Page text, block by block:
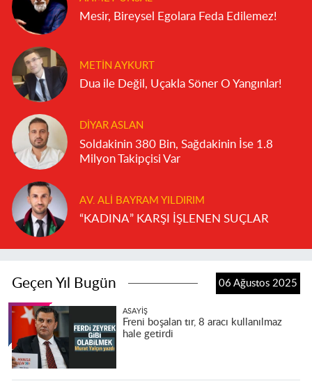
Mesir, Bireysel Egolara Feda Edilemez!
METIN AYKURT
Dua ile Değil, Uçakla Söner O Yangınlar!
DIYAR ASLAN
Soldakinin 380 Bin, Sağdakinin İse 1.8
Milyon Takipçisi Var
AV. ALI BAYRAM YILDIRIM
“KADINA” KARŞI İŞLENEN SUÇLAR
Geçen Yıl Bugün 06 Ağustos 2025
ASAYIŞ
Freni boşalan tır, 8 aracı kullanılmaz
hale getirdi